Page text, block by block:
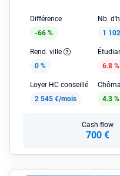
Différence
-66 %
Nb.
1
Rend. ville
0 %
6.8 %
Loyer HC conseillé
2 545 €/mois
4.3 %
Cash flow
700 €